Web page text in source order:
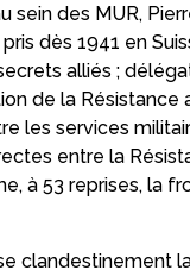
des MUR,
dès 1941 en
alliés ;
de la Résistance
les services
entre la
à 53 reprises, la
clandestinement